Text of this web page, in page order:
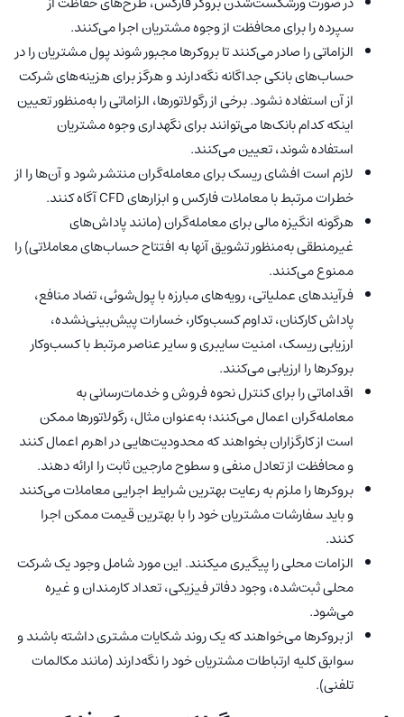
سپرده را برای محافظت از وجوه مشتریان اجرا می‌کنند.
الزاماتی را صادر می‌کنند تا بروکرها مجبور شوند پول مشتریان را در
حساب‌های بانکی جداگانه نگه‌دارند و هرگز برای هزینه‌های شرکت
از آن استفاده نشود. برخی از رگولاتور‌ها، الزاماتی را به‌منظور تعیین
اینکه کدام بانک‌ها می‌توانند برای نگهداری وجوه مشتریان
استفاده شوند، تعیین می‌کنند.
لازم است افشای ریسک برای معامله‌گران منتشر شود و آن‌ها را از
خطرات مرتبط با معاملات فارکس و ابزار‌های CFD آگاه کنند.
هرگونه انگیزه مالی برای معامله‌گران (مانند پاداش‌های
غیرمنطقی به‌منظور تشویق آنها به افتتاح حساب‌های معاملاتی) را
ممنوع می‌کنند.
فرآیند‌های عملیاتی، رویه‌های مبارزه با پول‌شوئی، تضاد منافع،
پاداش کارکنان، تداوم کسب‌وکار، خسارات پیش‌‌بینی‌نشده،
ارزیابی ریسک، امنیت سایبری و سایر عناصر مرتبط با کسب‌وکار
بروکرها را ارزیابی می‌کنند.
اقداماتی را برای کنترل نحوه فروش و خدمات‌رسانی به
معامله‌گران اعمال می‌کنند؛ به‌عنوان مثال، رگولاتور‌ها ممکن
است از کارگزاران بخواهند که محدودیت‌هایی در اهرم اعمال کنند
و محافظت از تعادل منفی و سطوح مارجین ثابت را ارائه دهند.
بروکرها را ملزم به رعایت بهترین شرایط اجرایی معاملات می‌کنند
و باید سفارشات مشتریان خود را با بهترین قیمت ممکن اجرا
کنند.
الزامات محلی را پیگیری میکنند. این مورد شامل وجود یک شرکت
محلی ثبت‌شده، وجود دفاتر فیزیکی، تعداد کارمندان و غیره
می‌شود.
از بروکرها می‌خواهند که یک روند شکایات مشتری داشته باشند و
سوابق کلیه ارتباطات مشتریان خود را نگه‌دارند (مانند مکالمات
تلفنی).